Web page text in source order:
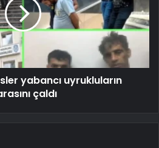
yabancı uyrukluların
çaldı